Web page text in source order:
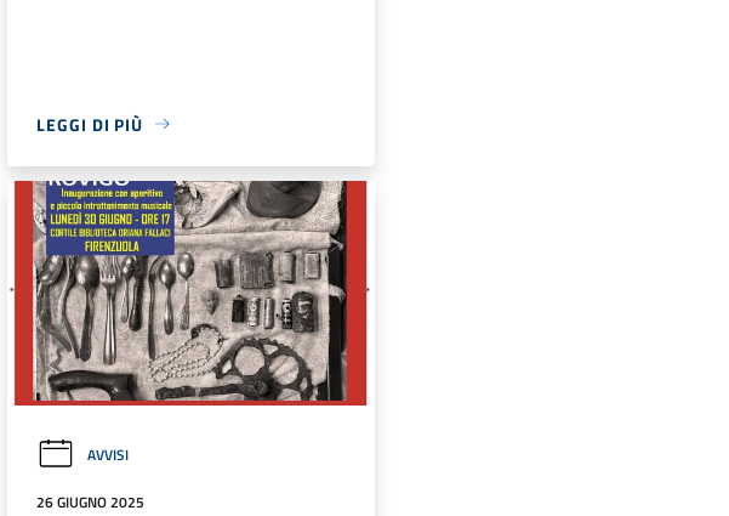
LEGGI DI PIÙ
AVVISI
26 GIUGNO 2025